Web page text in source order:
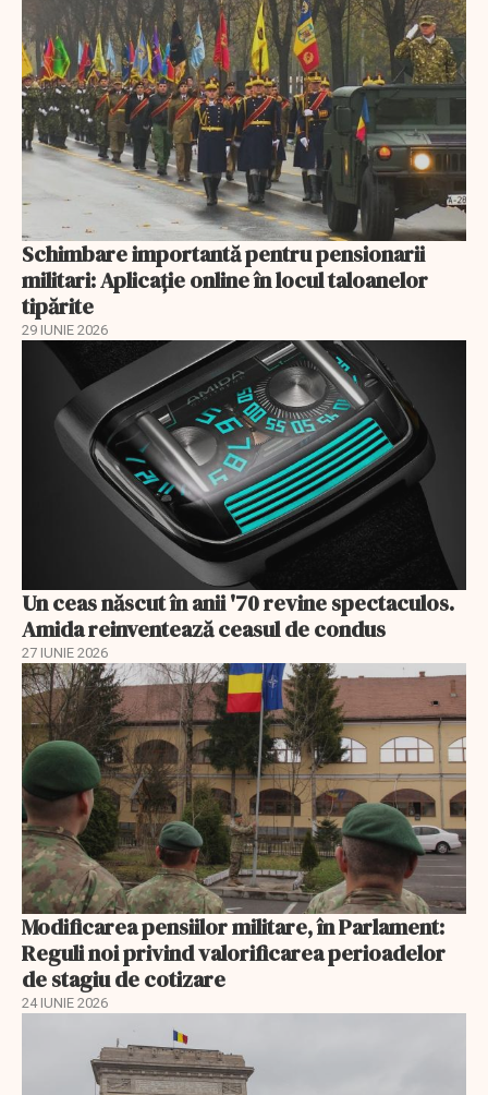
Schimbare importantă pentru pensionarii
militari: Aplicaţie online în locul taloanelor
tipărite
29 IUNIE 2026
Un ceas născut în anii '70 revine spectaculos.
Amida reinventează ceasul de condus
27 IUNIE 2026
Modificarea pensiilor militare, în Parlament:
Reguli noi privind valorificarea perioadelor
de stagiu de cotizare
24 IUNIE 2026